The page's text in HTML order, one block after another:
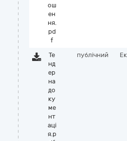
ош
ен
ня.
pd
f
Те
нд
ер
на
до
ку
ме
нт
аці
я.p
публічний